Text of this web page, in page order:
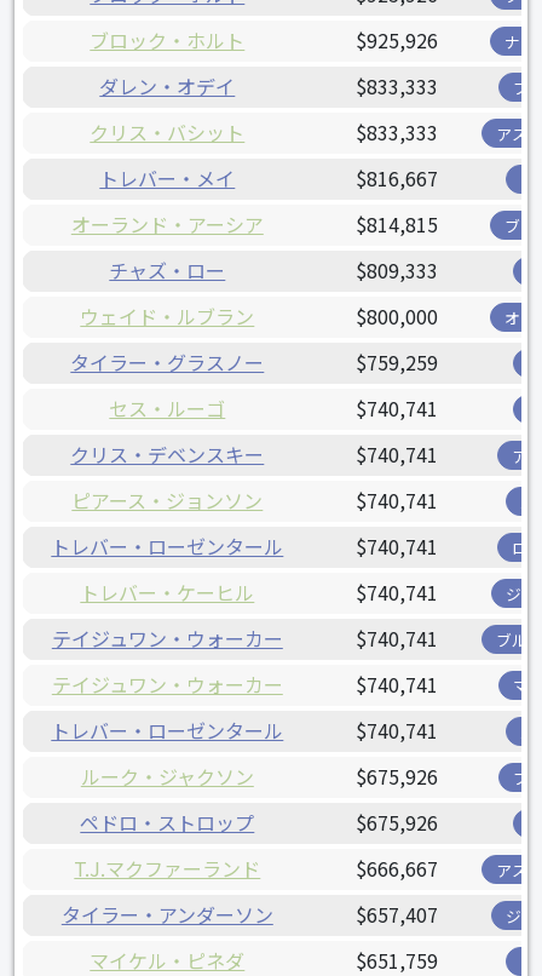
ブロック・ホルト $925,926 ナシ
ダレン・オデイ $833,333 ブ
クリス・バシット $833,333 アス
トレバー・メイ $816,667
オーランド・アーシア $814,815 ブリ
チャズ・ロー $809,333
ウェイド・ルブラン $800,000 オリ
タイラー・グラスノー $759,259
セス・ルーゴ $740,741
クリス・デベンスキー $740,741 ア
ピアース・ジョンソン $740,741
トレバー・ローゼンタール $740,741 ロ
トレバー・ケーヒル $740,741 ジャ
テイジュワン・ウォーカー $740,741 ブル
テイジュワン・ウォーカー $740,741 マ
トレバー・ローゼンタール $740,741
ルーク・ジャクソン $675,926 ブ
ペドロ・ストロップ $675,926
T.J.マクファーランド $666,667 アス
タイラー・アンダーソン $657,407 ジャ
マイケル・ピネダ $651,759